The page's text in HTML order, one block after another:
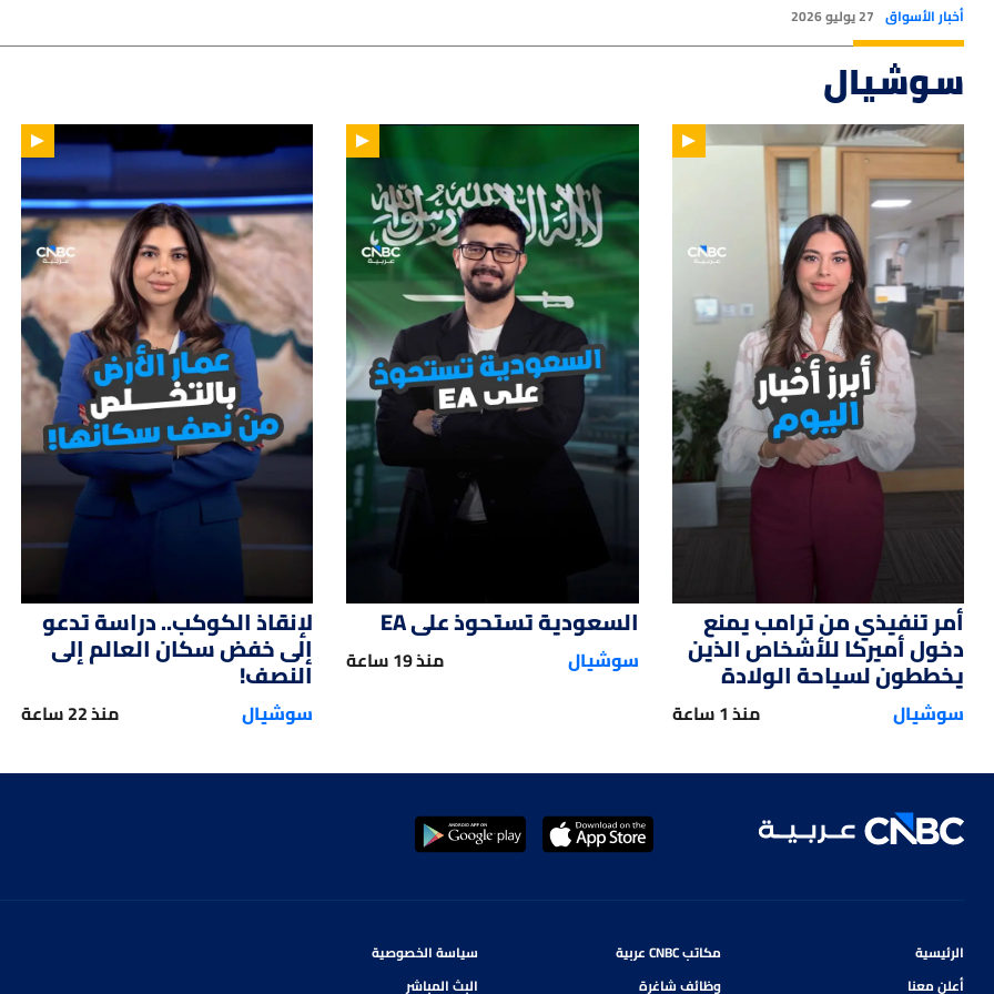
أخبار الأسواق 27 يوليو 2026
سوشيال
01:14
أمر تنفيذي من ترامب يمنع
دخول أميركا للأشخاص الذين
يخططون لسياحة الولادة
سوشيال منذ 1 ساعة
01:12
السعودية تستحوذ على EA
سوشيال منذ 19 ساعة
01:47
لإنقاذ الكوكب.. دراسة تدعو
إلى خفض سكان العالم إلى
النصف!
سوشيال منذ 22 ساعة
الرئيسية
أعلن معنا
مكاتب CNBC عربية
وظائف شاغرة
سياسة الخصوصية
البث المباشر